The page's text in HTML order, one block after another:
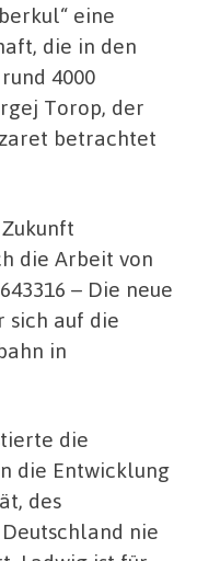
eine
die in den
4000
Torop, der
betrachtet
die Arbeit von
– Die neue
sich auf die
in
die
die Entwicklung
des
nie